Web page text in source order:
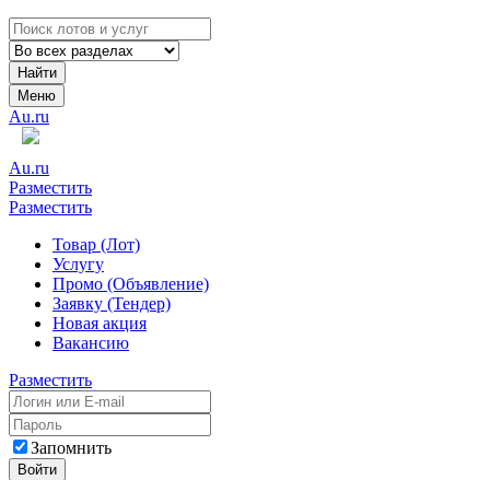
Найти
Меню
Au.ru
Au.ru
Разместить
Разместить
Товар (Лот)
Услугу
Промо (Объявление)
Заявку (Тендер)
Новая акция
Вакансию
Разместить
Запомнить
Войти